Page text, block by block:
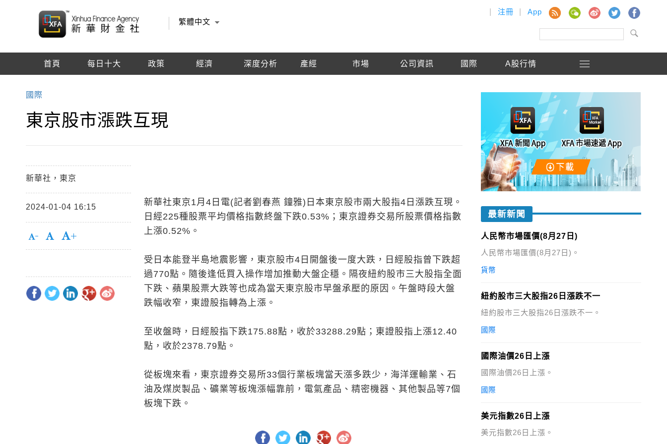
繁體中文
注冊 App
首頁 每日十大 政策 經濟 深度分析 產經 市場 公司資訊 國際 A股行情
國際
東京股市漲跌互現
新華社，東京
2024-01-04 16:15
新華社東京1月4日電(記者劉春燕 鐘雅)日本東京股市兩大股指4日漲跌互現。
日經225種股票平均價格指數終盤下跌0.53%；東京證券交易所股票價格指數
上漲0.52%。
受日本能登半島地震影響，東京股市4日開盤後一度大跌，日經股指曾下跌超
過770點。隨後逢低買入操作增加推動大盤企穩。隔夜紐約股市三大股指全面
下跌、蘋果股票大跌等也成為當天東京股市早盤承壓的原因。午盤時段大盤
跌幅收窄，東證股指轉為上漲。
至收盤時，日經股指下跌175.88點，收於33288.29點；東證股指上漲12.40
點，收於2378.79點。
從板塊來看，東京證券交易所33個行業板塊當天漲多跌少，海洋運輸業、石
油及煤炭製品、礦業等板塊漲幅靠前，電氣產品、精密機器、其他製品等7個
板塊下跌。
最新新聞
人民幣市場匯價(8月27日)
人民幣市場匯價(8月27日)。
貨幣
紐約股市三大股指26日漲跌不一
紐約股市三大股指26日漲跌不一。
國際
國際油價26日上漲
國際油價26日上漲。
國際
美元指數26日上漲
美元指數26日上漲。